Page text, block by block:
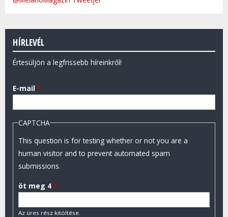
HÍRLEVÉL
Értesüljön a legfrissebb híreinkről!
E-mail *
CAPTCHA
This question is for testing whether or not you are a
human visitor and to prevent automated spam
submissions.
öt meg 4 *
Az üres rész kitöltése.